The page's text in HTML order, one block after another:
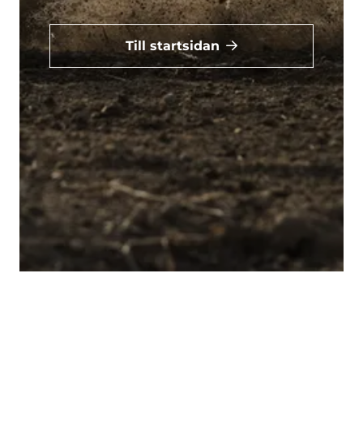
Till startsidan